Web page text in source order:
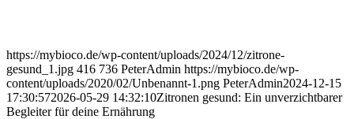
https://mybioco.de/wp-content/uploads/2024/12/zitrone-
gesund_1.jpg 416 736 PeterAdmin https://mybioco.de/wp-
content/uploads/2020/02/Unbenannt-1.png PeterAdmin2024-12-15
17:30:572026-05-29 14:32:10Zitronen gesund: Ein unverzichtbarer
Begleiter für deine Ernährung